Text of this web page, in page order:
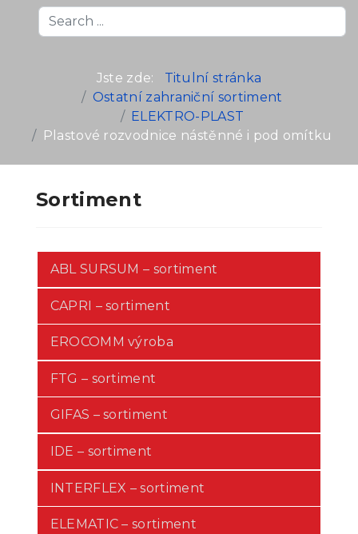
Search
...
Jste zde:
Titulní stránka
Ostatní zahraniční sortiment
ELEKTRO-PLAST
Plastové rozvodnice nástěnné i pod omítku
Sortiment
ABL SURSUM – sortiment
CAPRI – sortiment
EROCOMM výroba
FTG – sortiment
GIFAS – sortiment
IDE – sortiment
INTERFLEX – sortiment
ELEMATIC – sortiment